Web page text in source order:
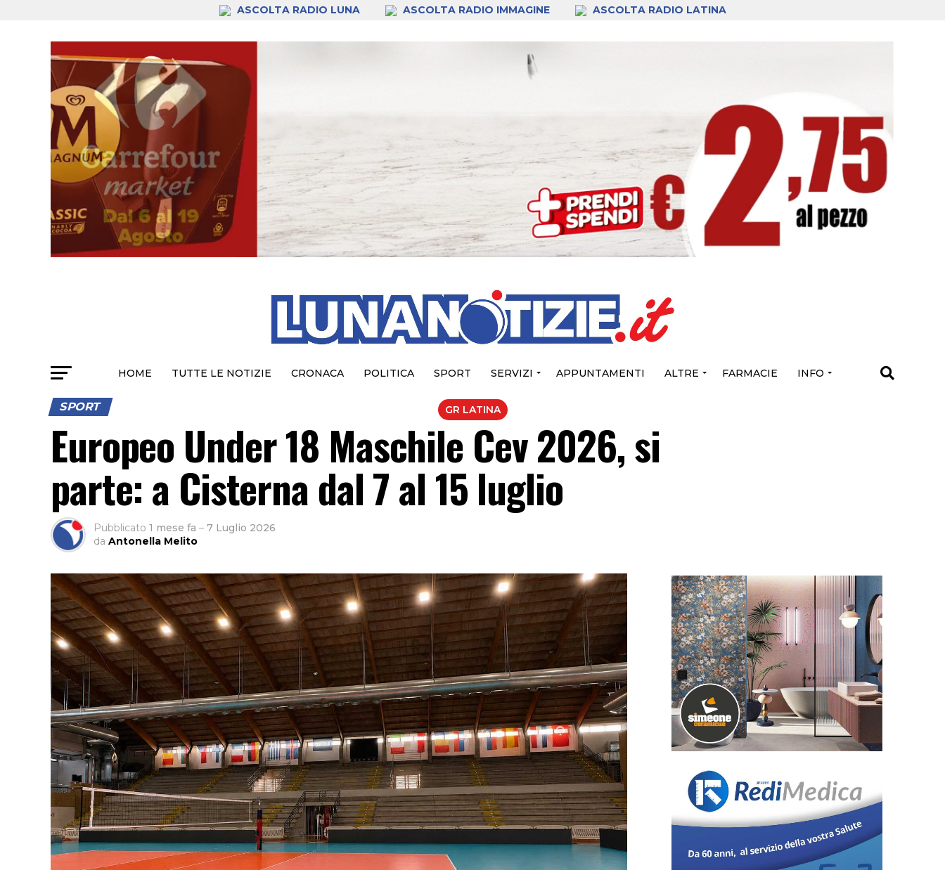
ASCOLTA RADIO LUNA ASCOLTA RADIO IMMAGINE ASCOLTA RADIO LATINA
HOME TUTTE LE NOTIZIE CRONACA POLITICA SPORT SERVIZI APPUNTAMENTI ALTRE FARMACIE INFO
GR LATINA
SPORT
Europeo Under 18 Maschile Cev 2026, si
parte: a Cisterna dal 7 al 15 luglio
Pubblicato 1 mese fa – 7 Luglio 2026
da Antonella Melito